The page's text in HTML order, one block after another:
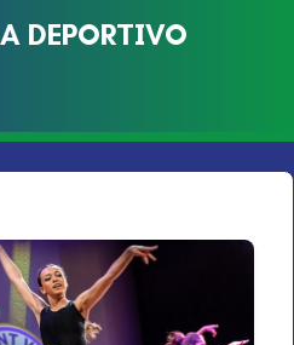
DEPORTIVO